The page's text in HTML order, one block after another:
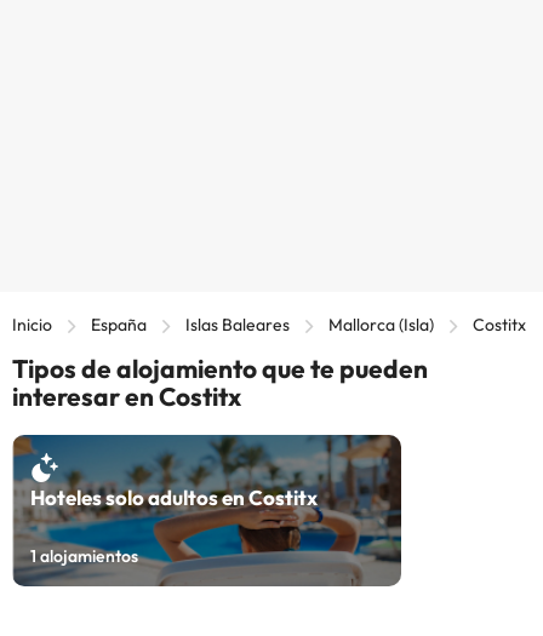
Inicio España Islas Baleares Mallorca (Isla) Costitx
Tipos de alojamiento que te pueden
interesar en Costitx
Hoteles solo adultos en Costitx
1alojamientos